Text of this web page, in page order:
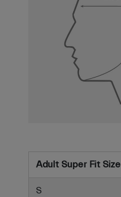
Adult Super Fit Size
S